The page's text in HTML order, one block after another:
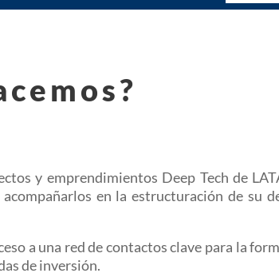
y emprendimientos Deep Tech de
acompañarlos en la estructuración de su
a una red de contactos clave para la
de inversión.